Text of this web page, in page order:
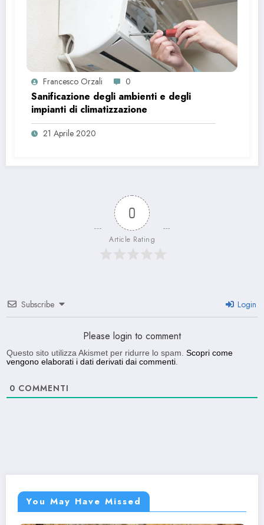
Francesco Orzali 0
Sanificazione degli ambienti e degli
impianti di climatizzazione
21 Aprile 2020
0
Article Rating
Subscribe Login
Please login to comment
Questo sito utilizza Akismet per ridurre lo spam. Scopri come
vengono elaborati i dati derivati dai commenti
0 COMMENTI
You May Have Missed